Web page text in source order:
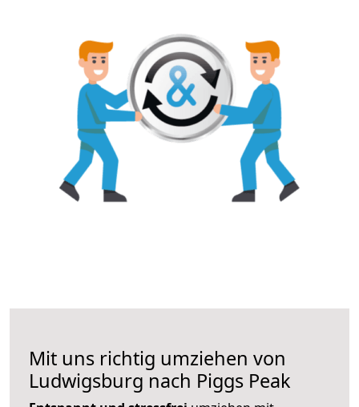
Mit uns richtig umziehen von
Ludwigsburg nach Piggs Peak